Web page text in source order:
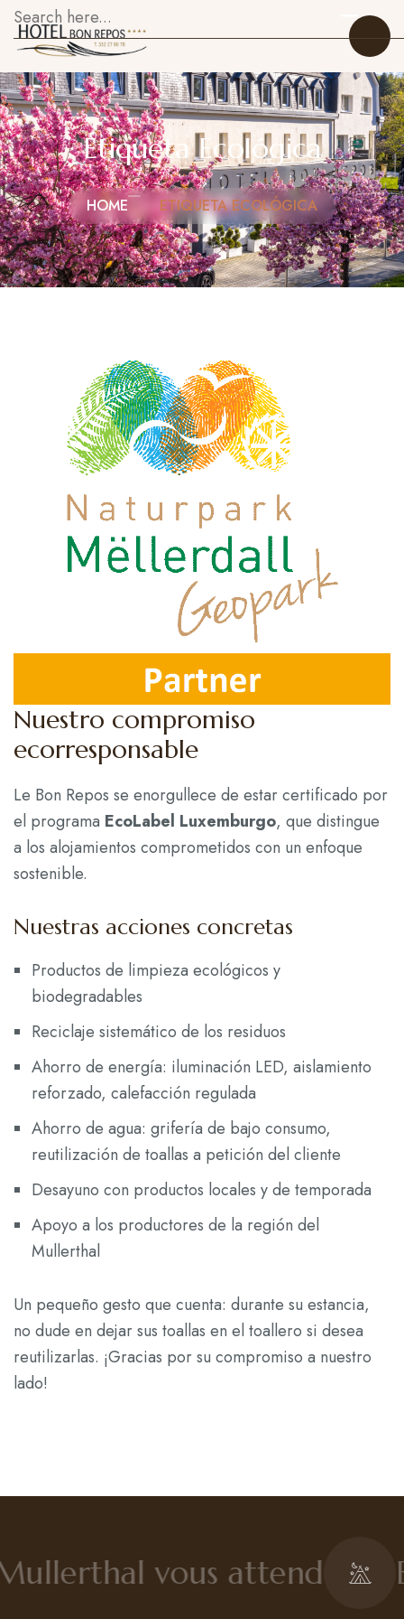
Inicio
Habitaciones
Restaurante
Qué hacer
Contacto
Español
Etiqueta Ecológica
HOME ETIQUETA ECOLÓGICA
Nuestro compromiso
ecorresponsable
Le Bon Repos se enorgullece de estar certificado por
el programa EcoLabel Luxemburgo, que distingue
a los alojamientos comprometidos con un enfoque
sostenible.
Nuestras acciones concretas
Productos de limpieza ecológicos y
biodegradables
Reciclaje sistemático de los residuos
Ahorro de energía: iluminación LED, aislamiento
reforzado, calefacción regulada
Ahorro de agua: grifería de bajo consumo,
reutilización de toallas a petición del cliente
Desayuno con productos locales y de temporada
Apoyo a los productores de la región del
Mullerthal
Un pequeño gesto que cuenta: durante su estancia,
no dude en dejar sus toallas en el toallero si desea
reutilizarlas. ¡Gracias por su compromiso a nuestro
lado!
vous attend